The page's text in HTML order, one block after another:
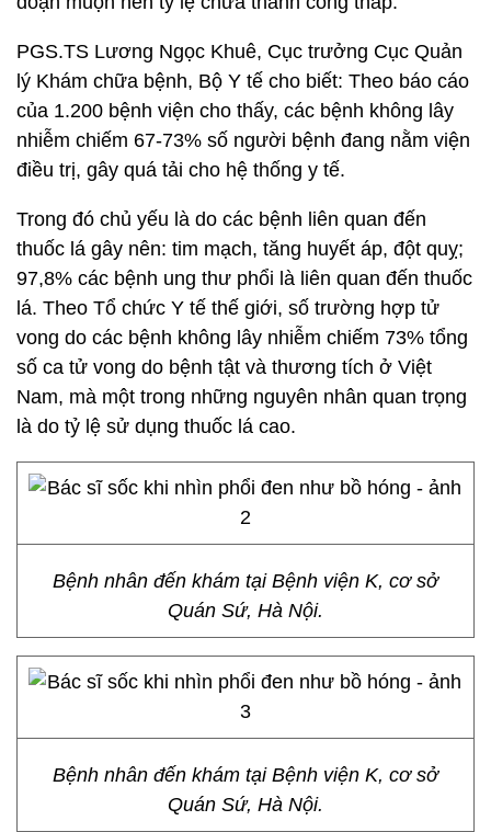
PGS.TS Lương Ngọc Khuê, Cục trưởng Cục Quản
lý Khám chữa bệnh, Bộ Y tế cho biết: Theo báo cáo
của 1.200 bệnh viện cho thấy, các bệnh không lây
nhiễm chiếm 67-73% số người bệnh đang nằm viện
điều trị, gây quá tải cho hệ thống y tế.
Trong đó chủ yếu là do các bệnh liên quan đến
thuốc lá gây nên: tim mạch, tăng huyết áp, đột quỵ;
97,8% các bệnh ung thư phổi là liên quan đến thuốc
lá. Theo Tổ chức Y tế thế giới, số trường hợp tử
vong do các bệnh không lây nhiễm chiếm 73% tổng
số ca tử vong do bệnh tật và thương tích ở Việt
Nam, mà một trong những nguyên nhân quan trọng
là do tỷ lệ sử dụng thuốc lá cao.
Bệnh nhân đến khám tại Bệnh viện K, cơ sở
Quán Sứ, Hà Nội.
Bệnh nhân đến khám tại Bệnh viện K, cơ sở
Quán Sứ, Hà Nội.